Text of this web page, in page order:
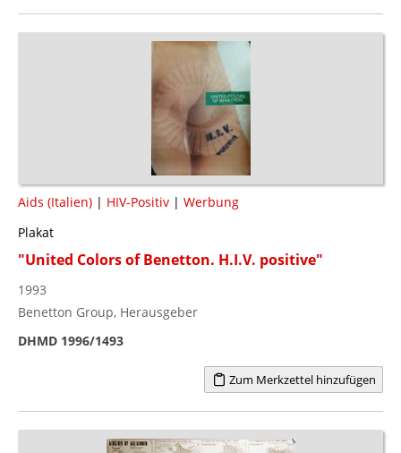
Aids (Italien) | HIV-Positiv | Werbung
Plakat
"United Colors of Benetton. H.I.V. positive"
1993
Benetton Group, Herausgeber
DHMD 1996/1493
Zum Merkzettel hinzufügen